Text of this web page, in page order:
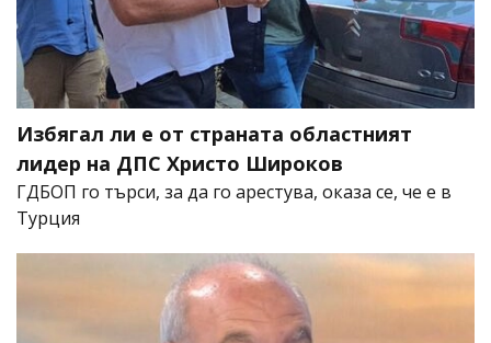
Избягал ли е от страната областният
лидер на ДПС Христо Широков
ГДБОП го търси, за да го арестува, оказа се, че е в
Турция